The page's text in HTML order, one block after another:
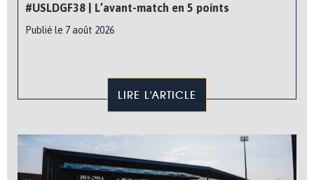
#USLDGF38 | L’avant-match en 5 points
Publié le 7 août 2026
LIRE L'ARTICLE